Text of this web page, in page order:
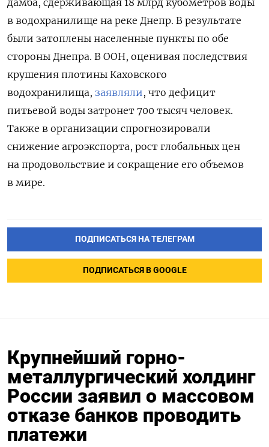
дамба, сдерживающая 18 млрд кубометров воды
в водохранилище на реке Днепр. В результате
были затоплены населенные пункты по обе
стороны Днепра. В ООН, оценивая последствия
крушения плотины Каховского
водохранилища, заявляли, что дефицит
питьевой воды затронет 700 тысяч человек.
Также в организации спрогнозировали
снижение агроэкспорта, рост глобальных цен
на продовольствие и сокращение его объемов
в мире.
ПОДПИСАТЬСЯ НА ТЕЛЕГРАМ
ПОДПИСАТЬСЯ В GOOGLE
Крупнейший горно-
металлургический холдинг
России заявил о массовом
отказе банков проводить
платежи